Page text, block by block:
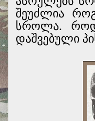
შეუძლია
სროლა.
დაშვებული